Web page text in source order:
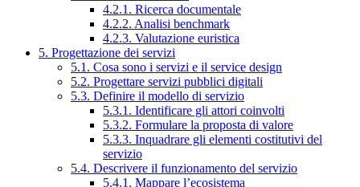
4.2.1. Ricerca documentale
4.2.2. Analisi benchmark
4.2.3. Valutazione euristica
5. Progettazione dei servizi
5.1. Cosa sono i servizi e il service design
5.2. Progettare servizi pubblici digitali
5.3. Definire il modello di servizio
5.3.1. Identificare gli attori coinvolti
5.3.2. Formulare la proposta di valore
5.3.3. Inquadrare gli elementi costitutivi del
servizio
5.4. Descrivere il funzionamento del servizio
5.4.1. Mappare l’ecosistema